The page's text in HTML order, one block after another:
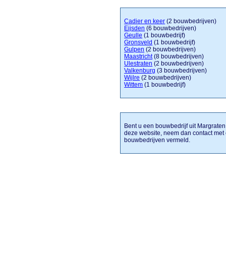
Cadier en keer (2 bouwbedrijven)
Eijsden (6 bouwbedrijven)
Geulle (1 bouwbedrijf)
Gronsveld (1 bouwbedrijf)
Gulpen (2 bouwbedrijven)
Maastricht(8 bouwbedrijven)
Ulestraten (2 bouwbedrijven)
Valkenburg (3 bouwbedrijven)
Wijlre (2 bouwbedrijven)
Wittem (1 bouwbedrijf)
Bent u een bouwbedrijf uit
deze website, neem dan contact
bouwbedrijven vermeld.